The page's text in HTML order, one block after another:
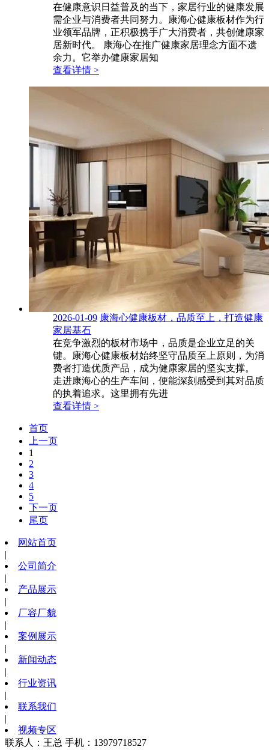
在健康意识日益普及的当下，家居行业的健康发展
需企业与消费者共同努力。康海心健康板材作为行
业领军品牌，正积极携手广大消费者，共创健康家
居新时代。 康海心在推广健康家居理念方面不遗
余力。它举办健康家居知
查看详情 >
2026-01-09 康海心健康板材，品质至上，打造健康
家居基石
在竞争激烈的板材市场中，品质是企业立足的关
键。康海心健康板材始终坚守品质至上原则，为消
费者打造优质产品，成为健康家居的坚实支撑。
走进康海心的生产车间，便能深刻感受到其对品质
的执着追求。这里拥有先进
查看详情 >
首页
上一页
1
2
3
4
5
下一页
尾页
网站首页
|
公司简介
|
产品展示
|
厂容厂貌
|
案例展示
|
新闻动态
|
行业资讯
|
联系我们
|
视频专区
联系人：王总 手机：13979718527